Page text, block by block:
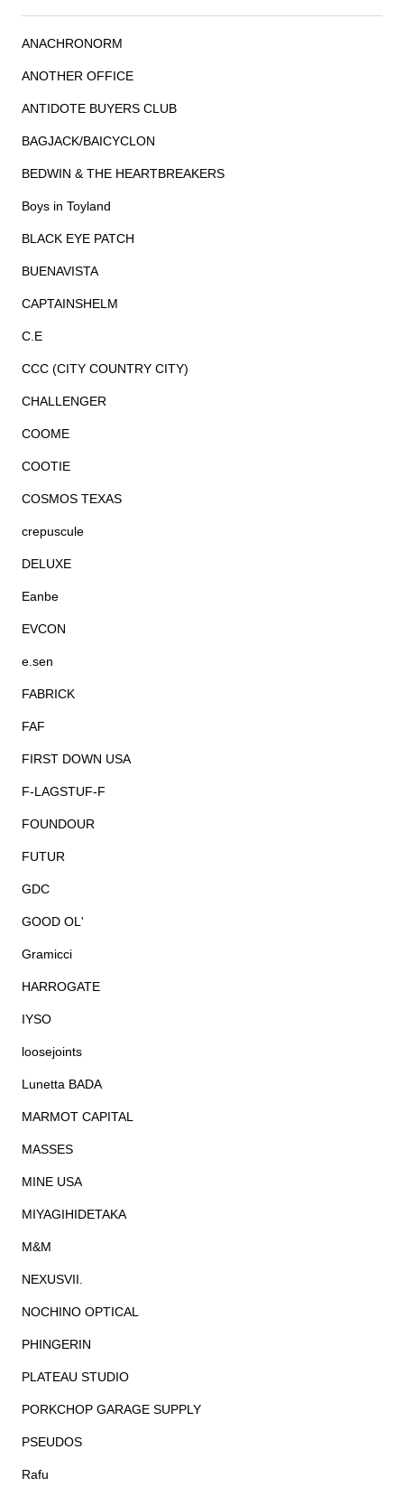
ANACHRONORM
ANOTHER OFFICE
ANTIDOTE BUYERS CLUB
BAGJACK/BAICYCLON
BEDWIN & THE HEARTBREAKERS
Boys in Toyland
BLACK EYE PATCH
BUENAVISTA
CAPTAINSHELM
C.E
CCC (CITY COUNTRY CITY)
CHALLENGER
COOME
COOTIE
COSMOS TEXAS
crepuscule
DELUXE
Eanbe
EVCON
e.sen
FABRICK
FAF
FIRST DOWN USA
F-LAGSTUF-F
FOUNDOUR
FUTUR
GDC
GOOD OL'
Gramicci
HARROGATE
IYSO
loosejoints
Lunetta BADA
MARMOT CAPITAL
MASSES
MINE USA
MIYAGIHIDETAKA
M&M
NEXUSVII.
NOCHINO OPTICAL
PHINGERIN
PLATEAU STUDIO
PORKCHOP GARAGE SUPPLY
PSEUDOS
Rafu